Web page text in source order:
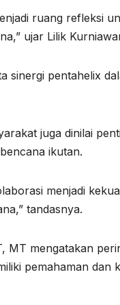
ruang refleksi
ujar Lilik
sinergi pentahelix
juga dinilai
ikutan.
menjadi
tandasnya.
MT mengatakan
pemahaman dan